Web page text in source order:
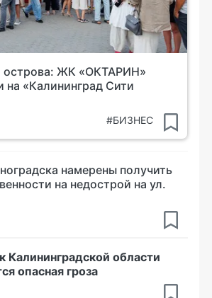
острова: ЖК «ОКТАРИН»
на «Калининград Сити
#БИЗНЕС
намерены получить
на недострой на ул.
Калининградской области
опасная гроза